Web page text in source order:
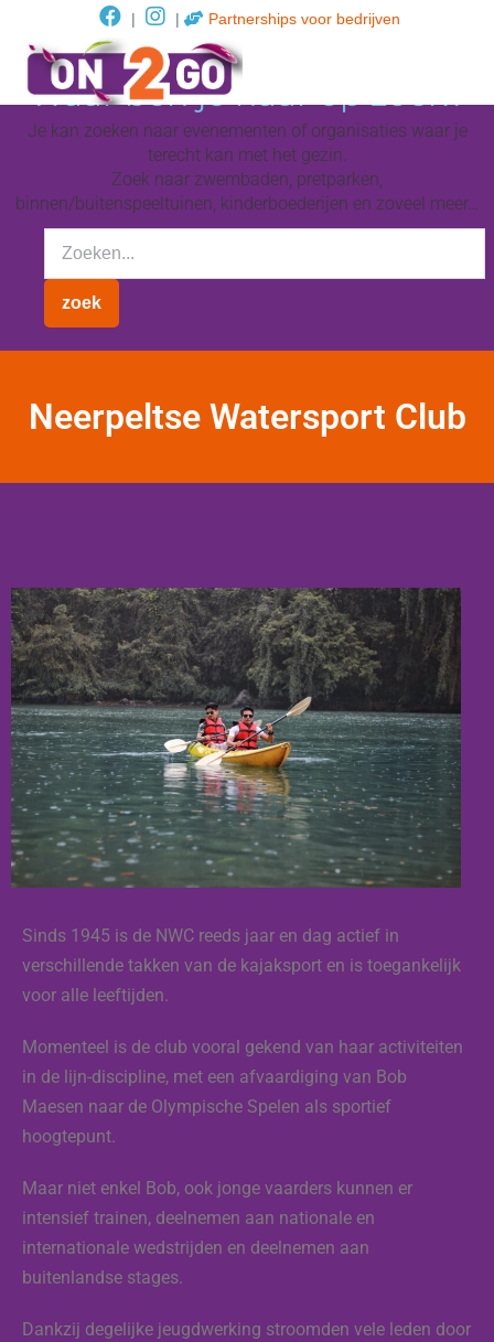
| | Partnerships voor bedrijven
Waar ben je naar op zoek?
Je kan zoeken naar evenementen of organisaties waar je
terecht kan met het gezin.
Zoek naar zwembaden, pretparken,
binnen/buitenspeeltuinen, kinderboederijen en zoveel meer…
Neerpeltse Watersport Club
Sinds 1945 is de NWC reeds jaar en dag actief in
verschillende takken van de kajaksport en is toegankelijk
voor alle leeftijden.
Momenteel is de club vooral gekend van haar activiteiten
in de lijn-discipline, met een afvaardiging van Bob
Maesen naar de Olympische Spelen als sportief
hoogtepunt.
Maar niet enkel Bob, ook jonge vaarders kunnen er
intensief trainen, deelnemen aan nationale en
internationale wedstrijden en deelnemen aan
buitenlandse stages.
Dankzij degelijke jeugdwerking stroomden vele leden door